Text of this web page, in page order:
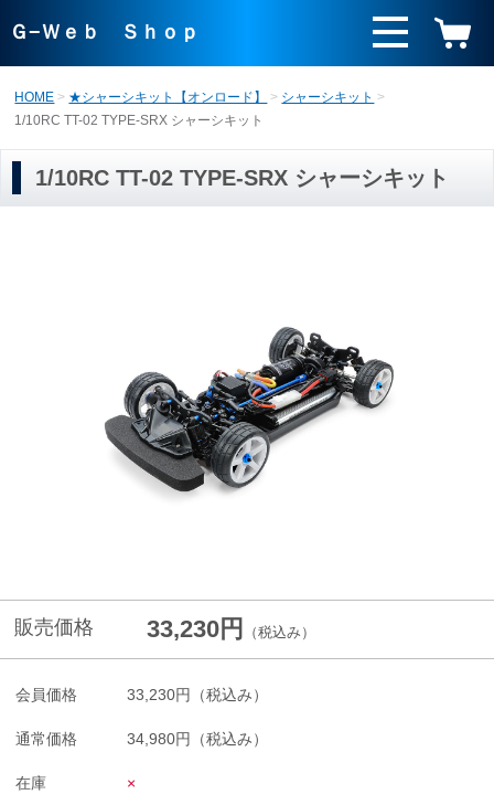
Ｇ−Ｗｅｂ Ｓｈｏｐ
HOME ★シャーシキット【オンロード】
シャーシキット
1/10RC TT-02 TYPE-SRX シャーシキット
1/10RC TT-02 TYPE-SRX シャーシキット
販売価格 33,230円 （税込み）
会員価格 33,230円 （税込み）
通常価格 34,980円 （税込み）
在庫 ×